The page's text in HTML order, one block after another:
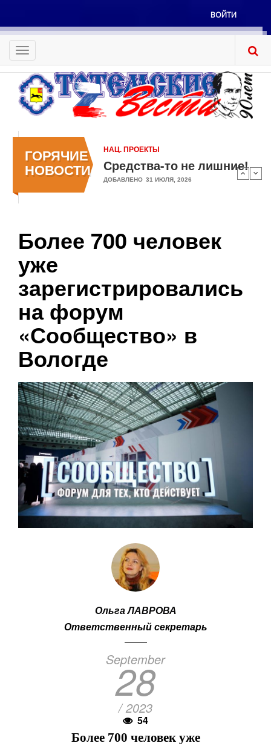
основному
содержанию
Меню
учётной
записи
пользователя
ВОЙТИ
Toggle
navigation
ГОРЯЧИЕ
НОВОСТИ
НАЦ. ПРОЕКТЫ
Средства-то не лишние!
ДОБАВЛЕНО 31 ИЮЛЯ, 2026
Более 700 человек
уже
зарегистрировались
на форум
«Сообщество» в
Вологде
Ольга ЛАВРОВА
Ответственный секретарь
September
28
/ 2023
54
Более 700 человек уже